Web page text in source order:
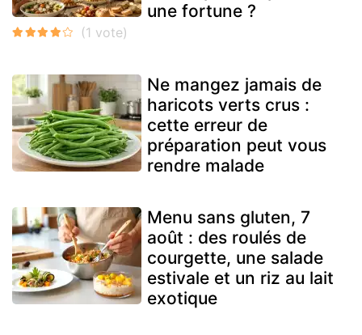
une fortune ?
Ne mangez jamais de
haricots verts crus :
cette erreur de
préparation peut vous
rendre malade
Menu sans gluten, 7
août : des roulés de
courgette, une salade
estivale et un riz au lait
exotique